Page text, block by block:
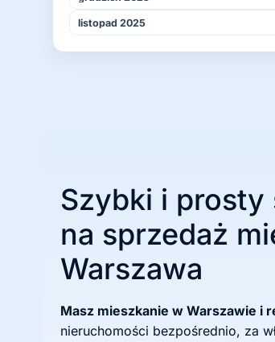
listopad 2025
Szybki i prosty
na sprzedaż
Warszawa
Masz mieszkanie w Warszawie i
nieruchomości bezpośrednio, za